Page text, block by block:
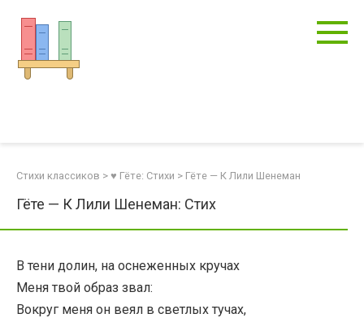
контенту
Стихи классиков > ♥ Гёте: Стихи > Гёте — К Лили Шенеман
Гёте — К Лили Шенеман: Стих
В тени долин, на оснеженных кручах
Меня твой образ звал:
Вокруг меня он веял в светлых тучах,